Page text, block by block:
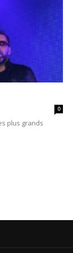
0
plus grands